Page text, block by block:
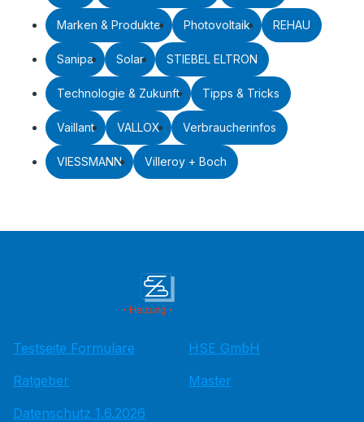
Marken & Produkte Photovoltaik REHAU
Sanipa Solar STIEBEL ELTRON
Technologie & Zukunft Tipps & Tricks
Vaillant VALLOX Verbraucherinfos
VIESSMANN Villeroy + Boch
Testseite Formulare
Ratgeber
Datenschutz 1.6.2026
HSE GmbH
Master